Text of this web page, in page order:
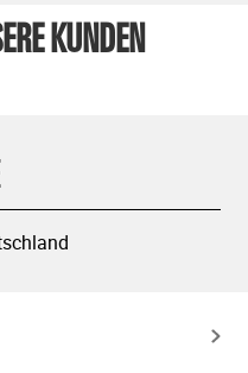
KUNDEN